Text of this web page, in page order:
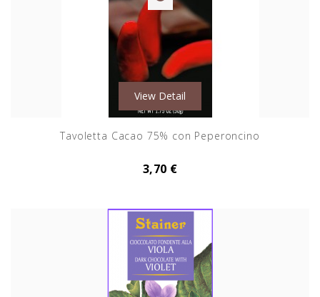
View Detail
Tavoletta Cacao 75% con Peperoncino
3,70 €